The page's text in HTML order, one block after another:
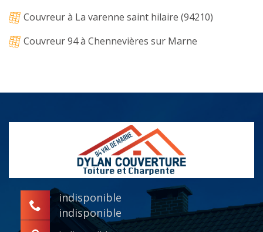
Couvreur à La varenne saint hilaire (94210)
Couvreur 94 à Chennevières sur Marne
indisponible
indisponible